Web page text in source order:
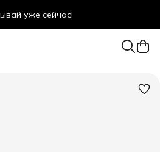
уже сейчас!
даже для физ. лиц